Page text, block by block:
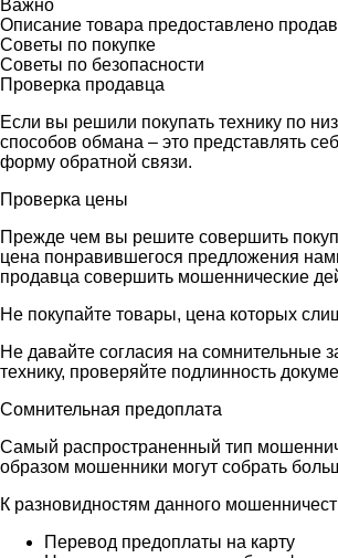
Важно
Описание товара предоставлено
Советы по покупке
Советы по безопасности
Проверка продавца
Если вы решили покупать технику по
способов обмана – это представлять
форму обратной связи.
Проверка цены
Прежде чем вы решите совершить
цена понравившегося предложения
продавца совершить мошеннические
Не покупайте товары, цена которых
Не давайте согласия на сомнительные
технику, проверяйте подлинность
Сомнительная предоплата
Самый распространенный тип
образом мошенники могут собрать
К разновидностям данного
Перевод предоплаты на карту